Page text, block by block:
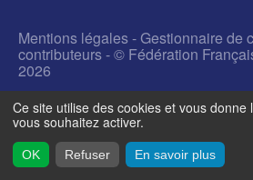
Mentions légales-Gestionnaire de
contributeurs- © Fédération
2026
Ce site utilise des cookies et vous
vous souhaitez activer.
OK Refuser En savoir plus